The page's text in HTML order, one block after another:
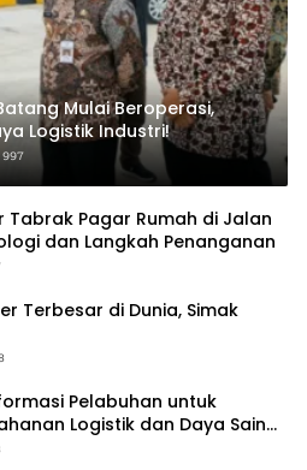
Mulai Beroperasi,
Logistik Industri!
997
Tabrak Pagar Rumah di Jalan
dan Langkah Penanganan
Terbesar di Dunia, Simak
Pelabuhan untuk
Logistik dan Daya Saing